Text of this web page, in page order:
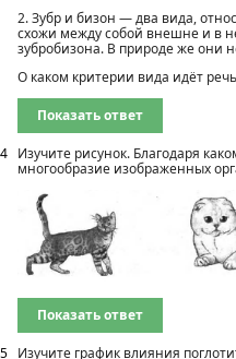
2. Зубр и бизон — два вида,
схожи между собой внешне и в
зубробизона. В природе же они
О каком критерии вида идёт
Показать ответ
4
Изучите рисунок. Благодаря
многообразие изображенных
Показать ответ
5
Изучите график влияния